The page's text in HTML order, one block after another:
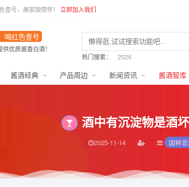
壹号，展家国情怀！ 立即加入我们
喝红色壹号
优质酱香白酒！
热门搜索：
2026
2024
兑奖
酱酒经典 产品周边 新闻资讯 酱酒智库
酒中有沉淀物是酒
2025-11-14 国粹